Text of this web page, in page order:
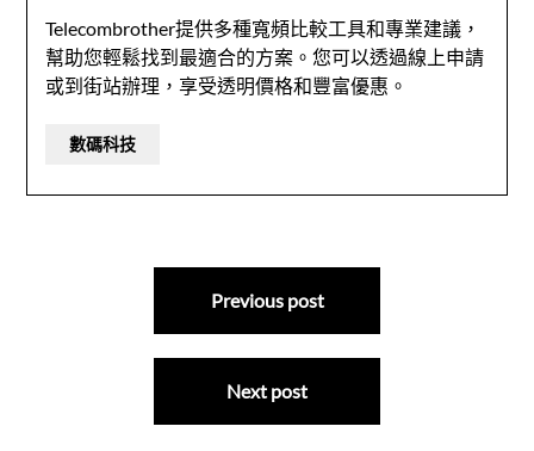
Telecombrother提供多種寬頻比較工具和專業建議，
幫助您輕鬆找到最適合的方案。您可以透過線上申請
或到街站辦理，享受透明價格和豐富優惠。
數碼科技
Previous post
Next post